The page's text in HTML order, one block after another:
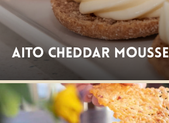
Aito Cheddar mousse